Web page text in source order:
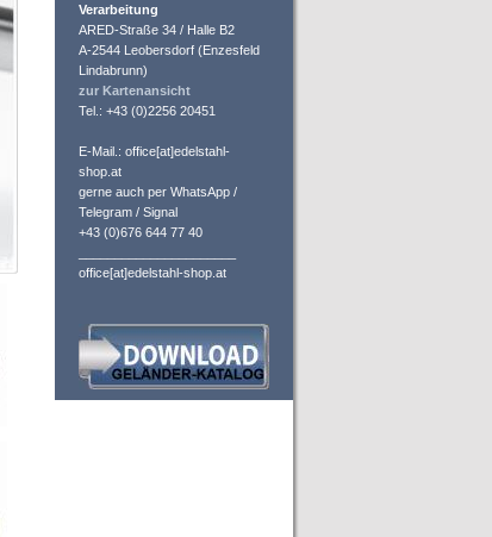
Verarbeitung
ARED-Straße 34 / Halle B2
A-2544 Leobersdorf (Enzesfeld
Lindabrunn)
zur Kartenansicht
Tel.: +43 (0)2256 20451
E-Mail.: office[at]edelstahl-
shop.at
gerne auch per WhatsApp /
Telegram / Signal
+43 (0)676 644 77 40
office[at]edelstahl-shop.at